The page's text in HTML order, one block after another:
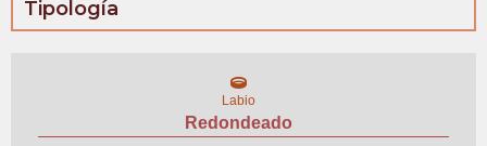
Tipología
Labio
Redondeado